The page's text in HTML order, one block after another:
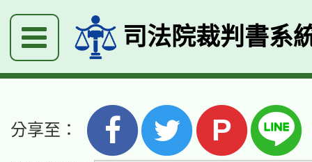
司法院裁判書系
分享至： P